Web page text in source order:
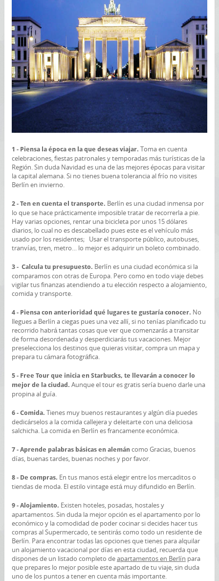
1 - Piensa la época en la que deseas viajar. Toma en cuenta
celebraciones, fiestas patronales y temporadas más turísticas de la
Región. Sin duda Navidad es una de las mejores épocas para visitar
la capital alemana. Si no tienes buena tolerancia al frío no visites
Berlín en invierno.
2 - Ten en cuenta el transporte. Berlín es una ciudad inmensa por
lo que se hace prácticamente imposible tratar de recorrerla a pie.
Hay varias opciones, rentar una bicicleta por unos 15 dólares
diarios, lo cual no es descabellado pues este es el vehículo más
usado por los residentes; Usar el transporte público, autobuses,
tranvías, tren, metro… lo mejor es adquirir un boleto combinado.
3 - Calcula tu presupuesto. Berlín es una ciudad económica si la
comparamos con otras de Europa. Pero como en todo viaje debes
vigilar tus finanzas atendiendo a tu elección respecto a alojamiento,
comida y transporte.
4 - Piensa con anterioridad qué lugares te gustaría conocer. No
llegues a Berlín a ciegas pues una vez allí, si no tenías planificado tu
recorrido habrá tantas cosas que ver que comenzarás a transitar
de forma desordenada y desperdiciarás tus vacaciones. Mejor
preselecciona los destinos que quieras visitar, compra un mapa y
prepara tu cámara fotográfica.
5 - Free Tour que inicia en Starbucks, te llevarán a conocer lo
mejor de la ciudad. Aunque el tour es gratis sería bueno darle una
propina al guía.
6 - Comida. Tienes muy buenos restaurantes y algún día puedes
dedicárselos a la comida callejera y deleitarte con una deliciosa
salchicha. La comida en Berlín es francamente económica.
7 - Aprende palabras básicas en alemáncomo Gracias, buenos
días, buenas tardes, buenas noches y por favor.
8 - De compras. En tus manos está elegir entre los mercaditos o
tiendas de moda. El estilo vintage está muy difundido en Berlín.
9 - Alojamiento. Existen hoteles, posadas, hostales y
apartamentos. Sin duda la mejor opción es el apartamento por lo
económico y la comodidad de poder cocinar si decides hacer tus
compras al Supermercado, te sentirás como todo un residente de
Berlín. Para encontrar todas las opciones que tienes para alquilar
un alojamiento vacacional por días en esta ciudad, recuerda que
dispones de un listado completo deapartamentos en Berlín para
que prepares lo mejor posible este apartado de tu viaje, sin duda
uno de los puntos a tener en cuenta más importante.